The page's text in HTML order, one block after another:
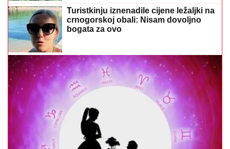
Turistkinju iznenadile cijene ležaljki na
crnogorskoj obali: Nisam dovoljno
bogata za ovo